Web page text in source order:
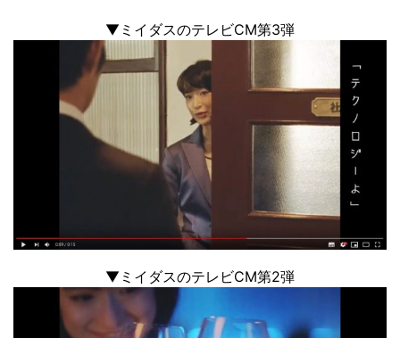
▼ミイダスのテレビCM第3弾
▼ミイダスのテレビCM第2弾